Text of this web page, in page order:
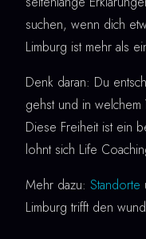
suchen, wenn dich
Limburg ist mehr als
Denk daran: Du
gehst und in
Diese Freiheit ist ein
lohnt sich Life
Mehr dazu: Standorte
Limburg trifft den